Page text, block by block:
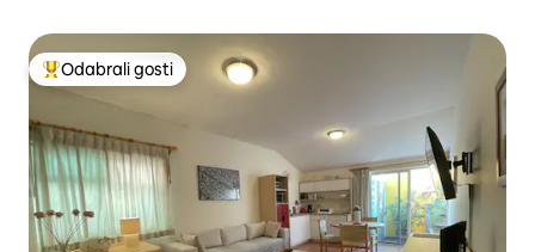
Među najviše rangiranima s oznakom „Odabrali gosti”
Odabrali gosti